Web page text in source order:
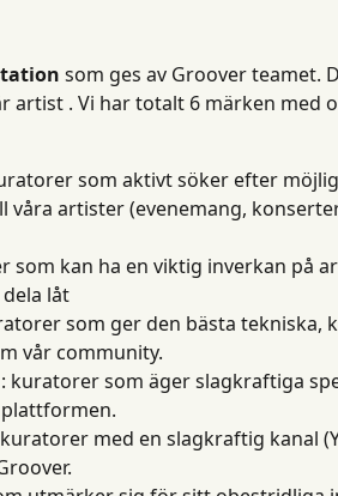
som ges av Groover teamet.
artist . Vi har totalt 6 märken med
som aktivt söker efter
artister (evenemang,
som kan ha en viktig inverkan på
låt
som ger den bästa tekniska,
vår community.
: kuratorer som äger slagkraftiga
med en slagkraftig kanal